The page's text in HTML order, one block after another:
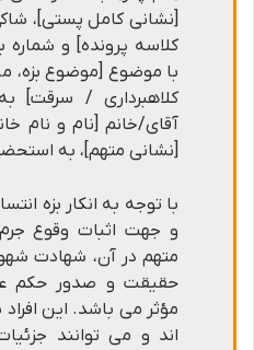
[نشانی کامل پستی]،
کلاسه پرونده] و شماره
با موضوع [موضوع بزه،
کلاهبرداری / سرقت]
آقای/خانم [نام و نام
[نشانی متهم]، به
با توجه به انکار بزه
و جهت اثبات وقوع
متهم در آن، شهادت
حقیقت و صدور حکم
مؤثر می باشد. این
اند و می توانند